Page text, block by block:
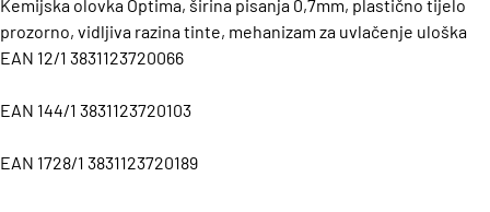
Kemijska olovka Optima, širina pisanja 0,7mm, plastično tijelo
prozorno, vidljiva razina tinte, mehanizam za uvlačenje uloška
EAN 12/1 3831123720066
EAN 144/1 3831123720103
EAN 1728/1 3831123720189